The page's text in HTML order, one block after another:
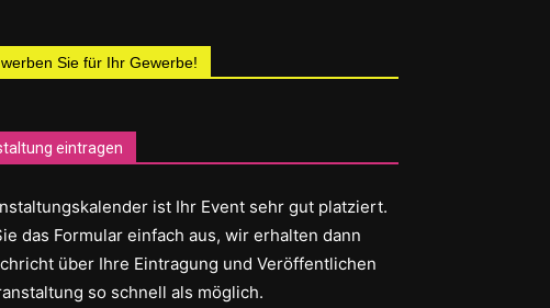
Sie für Ihr Gewerbe!
eintragen
ist Ihr Event sehr gut platziert.
das Formular einfach aus, wir erhalten dann
über Ihre Eintragung und Veröffentlichen
so schnell als möglich.